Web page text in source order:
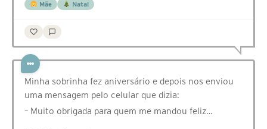
Mãe Natal
Minha sobrinha fez aniversário e depois nos enviou
uma mensagem pelo celular que dizia:
– Muito obrigada para quem me mandou feliz…